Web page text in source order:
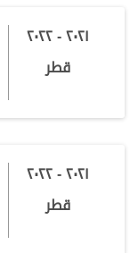
٢٠٢١ - ٢٠٢٢
قطر
٢٠٢١ - ٢٠٢٢
قطر